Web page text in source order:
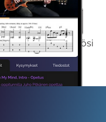
käyttöösi